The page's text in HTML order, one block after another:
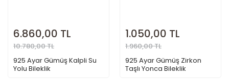
6.860,00 TL
10.780,00 TL
925 Ayar Gümüş Kalpli Su
Yolu Bileklik
1.050,00 TL
1.960,00 TL
925 Ayar Gümüş Zirkon
Taşlı Yonca Bileklik